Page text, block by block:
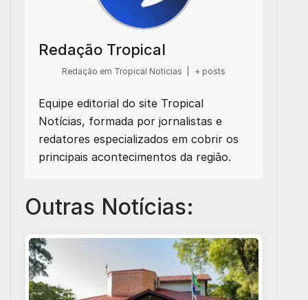
Redação Tropical
Redação em Tropical Notícias + posts
Equipe editorial do site Tropical
Notícias, formada por jornalistas e
redatores especializados em cobrir os
principais acontecimentos da região.
Outras Notícias: